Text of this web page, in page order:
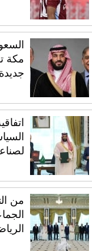
مكة
جديدة
من